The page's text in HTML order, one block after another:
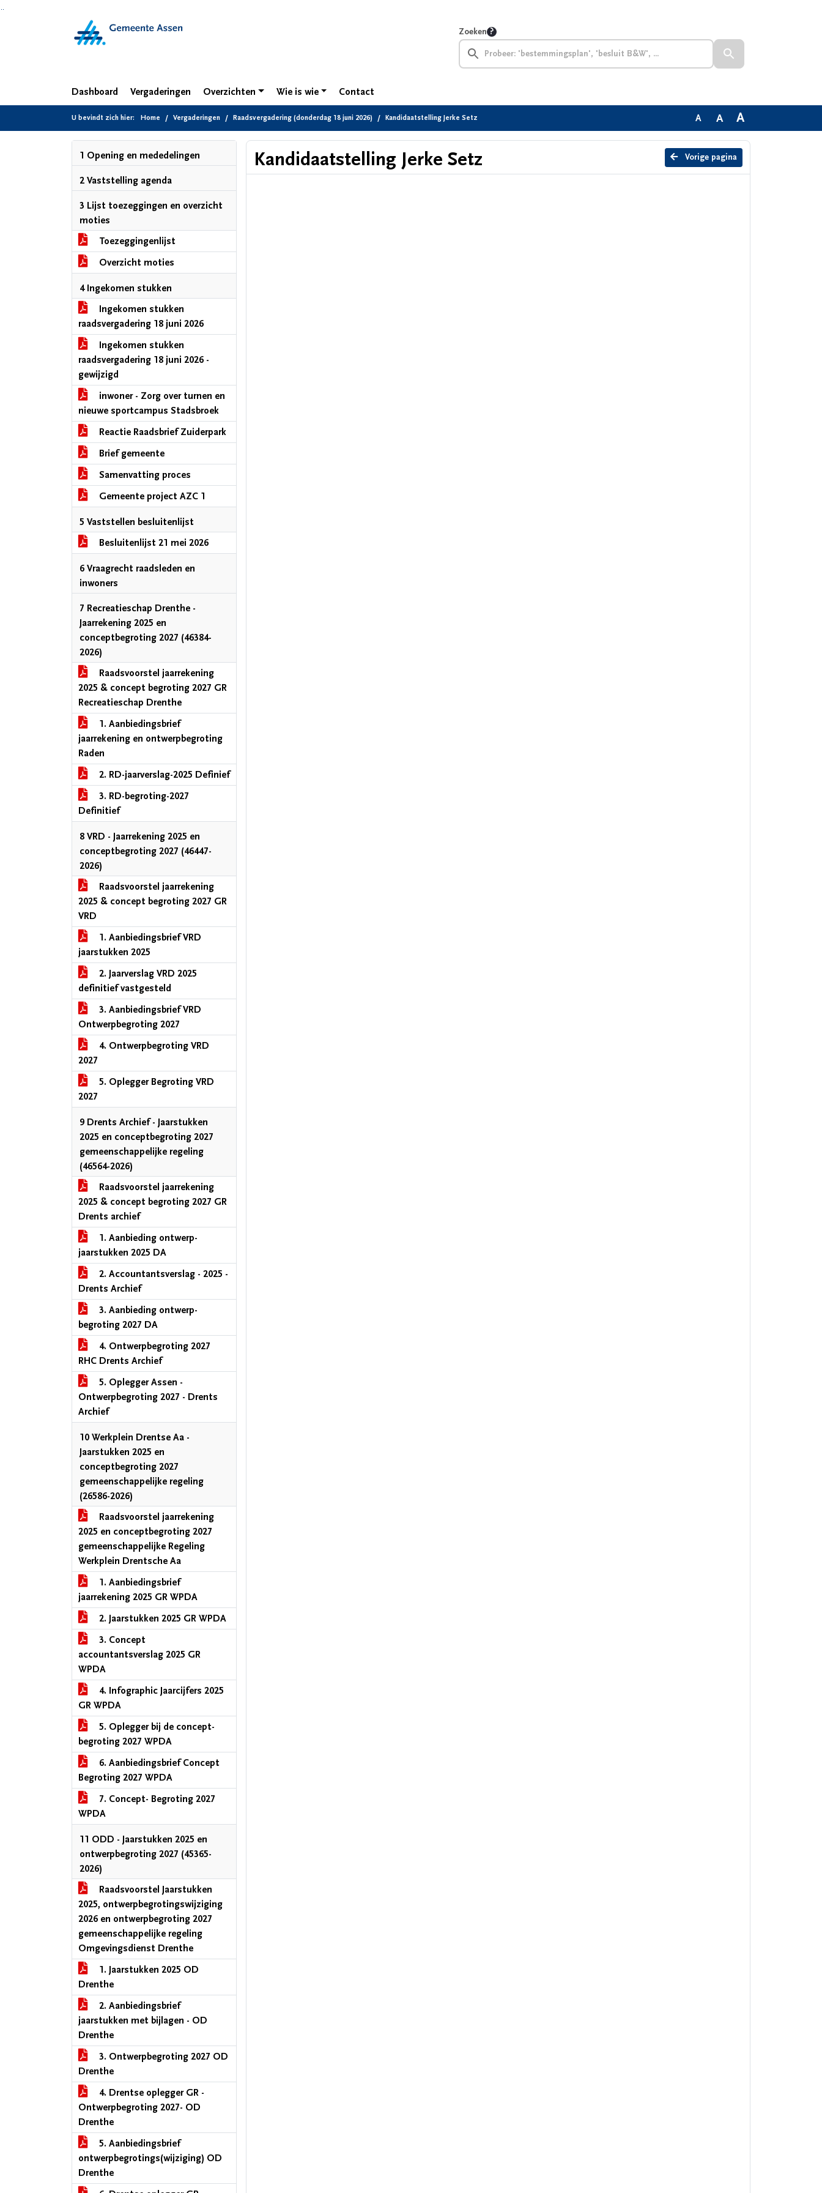
Zoeken
Dashboard Vergaderingen Overzichten Wie is wie Contact
U bevindt zich hier: Home Vergaderingen Raadsvergadering (donderdag 18 juni 2026) Kandidaatstelling Jerke Setz A A A
1 Opening en mededelingen
2 Vaststelling agenda
3 Lijst toezeggingen en overzicht
moties
Toezeggingenlijst
Overzicht moties
4 Ingekomen stukken
Ingekomen stukken
raadsvergadering 18 juni 2026
Ingekomen stukken
raadsvergadering 18 juni 2026 -
gewijzigd
inwoner - Zorg over turnen en
nieuwe sportcampus Stadsbroek
Reactie Raadsbrief Zuiderpark
Brief gemeente
Samenvatting proces
Gemeente project AZC 1
5 Vaststellen besluitenlijst
Besluitenlijst 21 mei 2026
6 Vraagrecht raadsleden en
inwoners
7 Recreatieschap Drenthe -
Jaarrekening 2025 en
conceptbegroting 2027 (46384-
2026)
Raadsvoorstel jaarrekening
2025 & concept begroting 2027 GR
Recreatieschap Drenthe
1. Aanbiedingsbrief
jaarrekening en ontwerpbegroting
Raden
2. RD-jaarverslag-2025 Definief
3. RD-begroting-2027
Definitief
8 VRD - Jaarrekening 2025 en
conceptbegroting 2027 (46447-
2026)
Raadsvoorstel jaarrekening
2025 & concept begroting 2027 GR
VRD
1. Aanbiedingsbrief VRD
jaarstukken 2025
2. Jaarverslag VRD 2025
definitief vastgesteld
3. Aanbiedingsbrief VRD
Ontwerpbegroting 2027
4. Ontwerpbegroting VRD
2027
5. Oplegger Begroting VRD
2027
9 Drents Archief - Jaarstukken
2025 en conceptbegroting 2027
gemeenschappelijke regeling
(46564-2026)
Raadsvoorstel jaarrekening
2025 & concept begroting 2027 GR
Drents archief
1. Aanbieding ontwerp-
jaarstukken 2025 DA
2. Accountantsverslag - 2025 -
Drents Archief
3. Aanbieding ontwerp-
begroting 2027 DA
4. Ontwerpbegroting 2027
RHC Drents Archief
5. Oplegger Assen -
Ontwerpbegroting 2027 - Drents
Archief
10 Werkplein Drentse Aa -
Jaarstukken 2025 en
conceptbegroting 2027
gemeenschappelijke regeling
(26586-2026)
Raadsvoorstel jaarrekening
2025 en conceptbegroting 2027
gemeenschappelijke Regeling
Werkplein Drentsche Aa
1. Aanbiedingsbrief
jaarrekening 2025 GR WPDA
2. Jaarstukken 2025 GR WPDA
3. Concept
accountantsverslag 2025 GR
WPDA
4. Infographic Jaarcijfers 2025
GR WPDA
5. Oplegger bij de concept-
begroting 2027 WPDA
6. Aanbiedingsbrief Concept
Begroting 2027 WPDA
7. Concept- Begroting 2027
WPDA
11 ODD - Jaarstukken 2025 en
ontwerpbegroting 2027 (45365-
2026)
Raadsvoorstel Jaarstukken
2025, ontwerpbegrotingswijziging
2026 en ontwerpbegroting 2027
gemeenschappelijke regeling
Omgevingsdienst Drenthe
1. Jaarstukken 2025 OD
Drenthe
2. Aanbiedingsbrief
jaarstukken met bijlagen - OD
Drenthe
3. Ontwerpbegroting 2027 OD
Drenthe
4. Drentse oplegger GR -
Ontwerpbegroting 2027- OD
Drenthe
5. Aanbiedingsbrief
ontwerpbegrotings(wijziging) OD
Drenthe
Vorige pagina
Kandidaatstelling Jerke Setz